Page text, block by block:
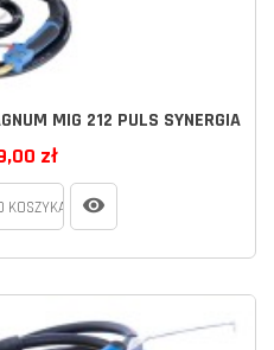
MIG 212 PULS SYNERGIA
zł
KOSZYKA